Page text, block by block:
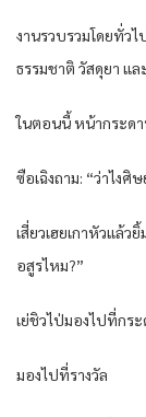
งานรวบรวมโดยทั่ว
ธรรมชาติ วัสดุยา แ
ในตอนนี้ หน้ากระด
ซือเฉิงถาม: “ว่าไง
เสี่ยวเฮยเกาหัวแล้
อสูรไหม?”
เย่ชิวไป่มองไปที่กร
มองไปที่รางวัล